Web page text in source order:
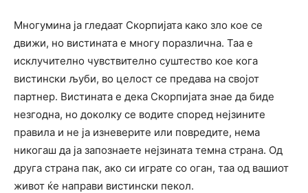
Многумина ја гледаат Скорпијата како зло кое се
движи, но вистината е многу поразлична. Таа е
исклучително чувствително суштество кое кога
вистински љуби, во целост се предава на својот
партнер. Вистината е дека Скорпијата знае да биде
незгодна, но доколку се водите според нејзините
правила и не ја изневерите или повредите, нема
никогаш да ја запознаете нејзината темна страна. Од
друга страна пак, ако си играте со оган, таа од вашиот
живот ќе направи вистински пекол.